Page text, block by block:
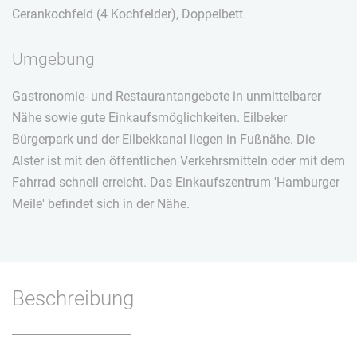
Cerankochfeld (4 Kochfelder), Doppelbett
Umgebung
Gastronomie- und Restaurantangebote in unmittelbarer
Nähe sowie gute Einkaufsmöglichkeiten. Eilbeker
Bürgerpark und der Eilbekkanal liegen in Fußnähe. Die
Alster ist mit den öffentlichen Verkehrsmitteln oder mit dem
Fahrrad schnell erreicht. Das Einkaufszentrum 'Hamburger
Meile' befindet sich in der Nähe.
Beschreibung